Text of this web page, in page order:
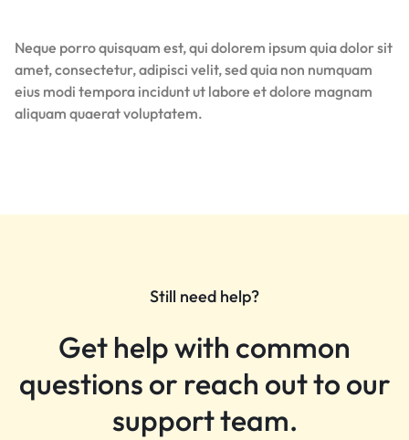
Neque porro quisquam est, qui dolorem ipsum quia dolor sit
amet, consectetur, adipisci velit, sed quia non numquam
eius modi tempora incidunt ut labore et dolore magnam
aliquam quaerat voluptatem.
Still need help?
Get help with common
questions or reach out to our
support team.